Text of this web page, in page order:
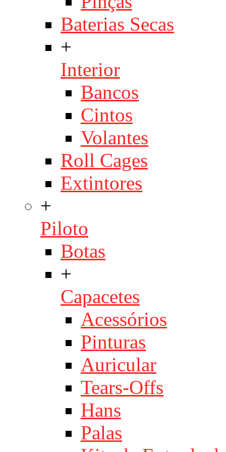
Baterias Secas
+
Interior
Bancos
Cintos
Volantes
Roll Cages
Extintores
+
Piloto
Botas
+
Capacetes
Acessórios
Pinturas
Auricular
Tears-Offs
Hans
Palas